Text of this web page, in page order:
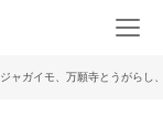
ャガイモ、万願寺とうがらし